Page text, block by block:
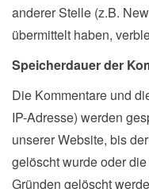
anderer Stelle (z.B.
übermittelt haben,
Speicherdauer der
Die Kommentare und
IP-Adresse) werden
unserer Website, bis
gelöscht wurde oder
Gründen gelöscht